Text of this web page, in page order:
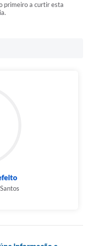
primeiro a curtir esta